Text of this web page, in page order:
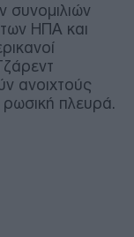
συνομιλιών
των ΗΠΑ και
ανοιχτούς
ρωσική πλευρά.